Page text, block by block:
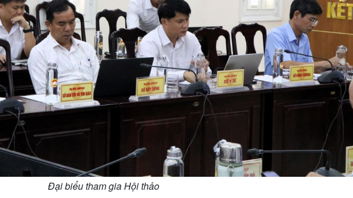
Đại biểu tham gia Hội thảo